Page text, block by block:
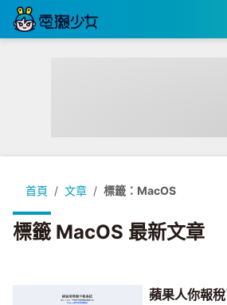
首頁 文章 標籤：MacOS
標籤 MacOS 最新文章
蘋果人你報